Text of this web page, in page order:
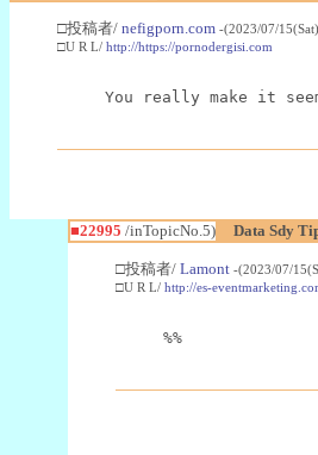
□投稿者/ nefigporn.com -(2023/07/
□U R L/ http://https://pornodergisi.com
You really make it
■22995 /inTopicNo.5) Data Sdy
□投稿者/ Lamont -(2023/07/
□U R L/ http://es-
%%